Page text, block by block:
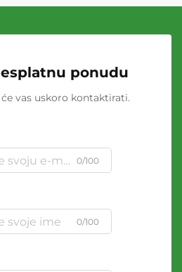
ponudu
vas uskoro kontaktirati.
0/100
0/100